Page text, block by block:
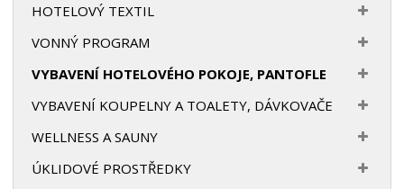
HOTELOVÝ TEXTIL
VONNÝ PROGRAM
VYBAVENÍ HOTELOVÉHO POKOJE, PANTOFLE
VYBAVENÍ KOUPELNY A TOALETY, DÁVKOVAČE
WELLNESS A SAUNY
ÚKLIDOVÉ PROSTŘEDKY